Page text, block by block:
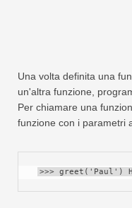
Una volta definita una
un'altra funzione,
Per chiamare una
funzione con i parametri
>>> greet('Paul')